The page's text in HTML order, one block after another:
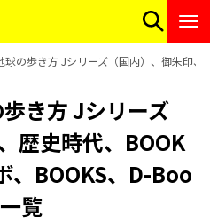
球の歩き方 Jシリーズ（国内）、御朱印
き方 Jシリーズ
歴史時代、BOOK
、BOOKS、D-Boo
覧